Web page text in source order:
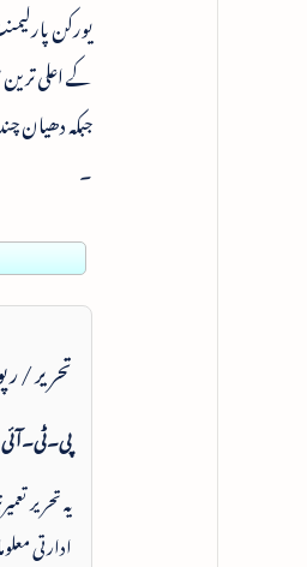
یورکن
کے اعلی
۔
تحریر /
پی۔ٹی۔آئی
یہ تحریر
ادارتی